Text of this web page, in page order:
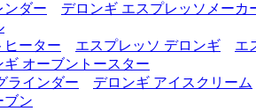
ンダー
デロンギ エスプレッソメーカ
ヒーター
エスプレッソ デロンギ
エ
ギ オーブントースター
ラインダー
デロンギ アイスクリーム
ブン